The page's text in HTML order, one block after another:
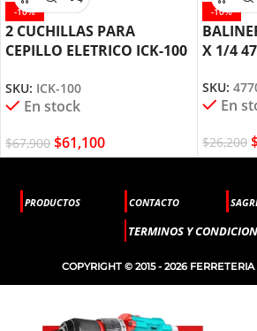
-10%
2 CUCHILLAS PARA
CEPILLO ELETRICO ICK-100
SKU: ICK-100
En stock
$67,900 $61,100
-10%
X 1/4
SKU:
En
$26,200
PRODUCTOS CONTACTO
TERMINOS Y
COPYRIGHT © 2015 - 2026